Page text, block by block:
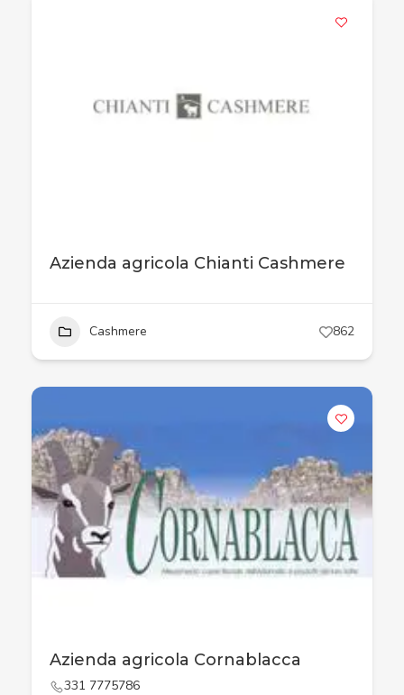
Azienda agricola Chianti Cashmere
Cashmere 862
Azienda agricola Cornablacca
331 7775786